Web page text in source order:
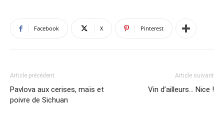
Facebook X Pinterest
Article précédent
Pavlova aux cerises, maïs et
poivre de Sichuan
Article suivant
Vin d’ailleurs… Nice !